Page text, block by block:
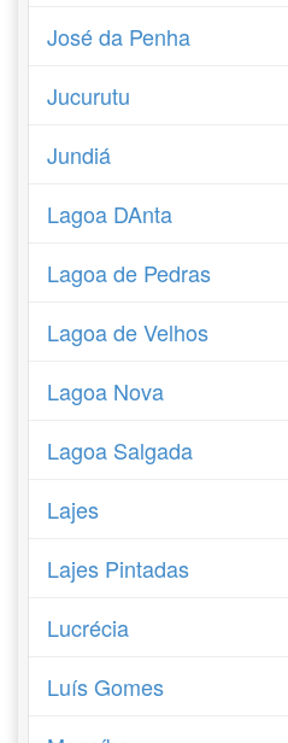
José da Penha
Jucurutu
Jundiá
Lagoa DAnta
Lagoa de Pedras
Lagoa de Velhos
Lagoa Nova
Lagoa Salgada
Lajes
Lajes Pintadas
Lucrécia
Luís Gomes